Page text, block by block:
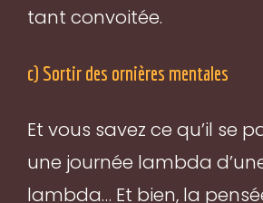
tant convoitée.
c) Sortir des ornières mentales
Et vous savez ce qu’il se
une journée lambda
lambda… Et bien, la